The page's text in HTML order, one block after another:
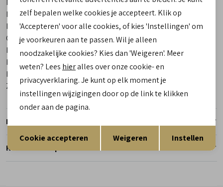
Bestelcode
00025922-70
Los voetbed
Ja
Categorie
Outdoor schoenen laag heren
Kleur
Groen
Materiaal buitenkant
Materiaal binnenkant
Zool
Vibram
Retourneren
Reserveer en pas in de winkel
Terug Opslaan
zelf bepalen welke cookies je accepteert. Klik op
'Accepteren' voor alle cookies, of kies 'Instellingen' om
je voorkeuren aan te passen. Wil je alleen
noodzakelijke cookies? Kies dan 'Weigeren'. Meer
weten? Lees hieralles over onze cookie- en
privacyverklaring. Je kunt op elk moment je
instellingen wijzigingen door op de link te klikken
onder aan de pagina.
Cookie accepteren Weigeren Instellen